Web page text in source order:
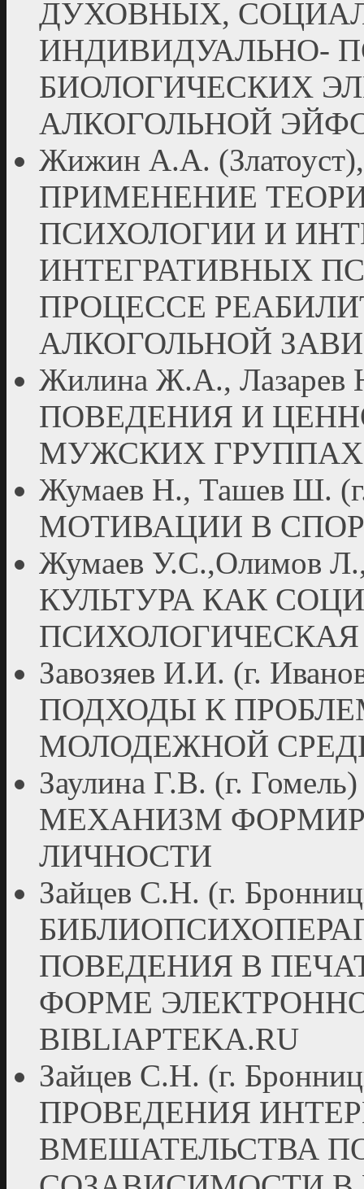
ДУХОВНЫХ,
ИНДИВИДУАЛЬНО-
БИОЛОГИЧЕСКИХ
АЛКОГОЛЬНОЙ
Жижин А.А.
ПРИМЕНЕНИЕ
ПСИХОЛОГИИ И
ИНТЕГРАТИВНЫХ
ПРОЦЕССЕ
АЛКОГОЛЬНОЙ
Жилина Ж.А.,
ПОВЕДЕНИЯ И
МУЖСКИХ ГРУППАХ
Жумаев Н., Ташев Ш.
МОТИВАЦИИ В
Жумаев У.С.,Олимов
КУЛЬТУРА КАК
ПСИХОЛОГИЧЕСКАЯ
Завозяев И.И. (г.
ПОДХОДЫ К
МОЛОДЕЖНОЙ
Заулина Г.В. (г.
МЕХАНИЗМ
ЛИЧНОСТИ
Зайцев С.Н. (г.
ПОВЕДЕНИЯ В
ФОРМЕ
BIBLIAPTEKA.RU
Зайцев С.Н. (г.
ПРОВЕДЕНИЯ
ВМЕШАТЕЛЬСТВА